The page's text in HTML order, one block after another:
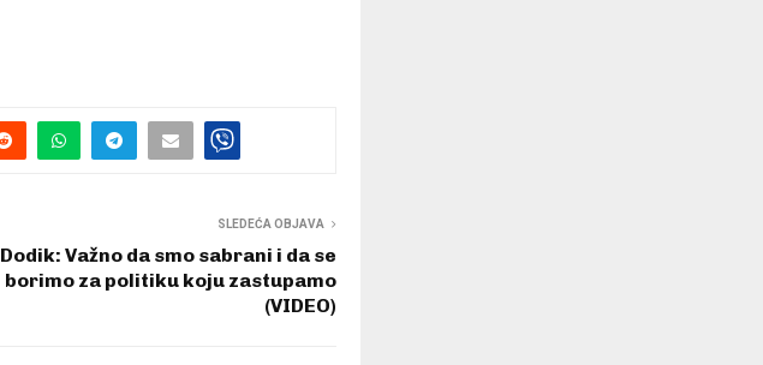
SLEDEĆA OBJAVA
Dodik: Važno da smo sabrani i da se
borimo za politiku koju zastupamo
(VIDEO)